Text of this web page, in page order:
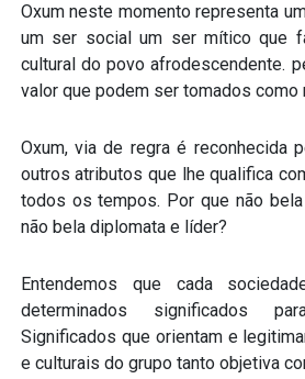
Oxum neste momento representa
um ser social um ser mítico que
cultural do povo afrodescendente.
valor que podem ser tomados como
Oxum, via de regra é reconhecida
outros atributos que lhe qualifica
todos os tempos. Por que não
não bela diplomata e líder?
Entendemos que cada
determinados significados
Significados que orientam e
e culturais do grupo tanto objetiva